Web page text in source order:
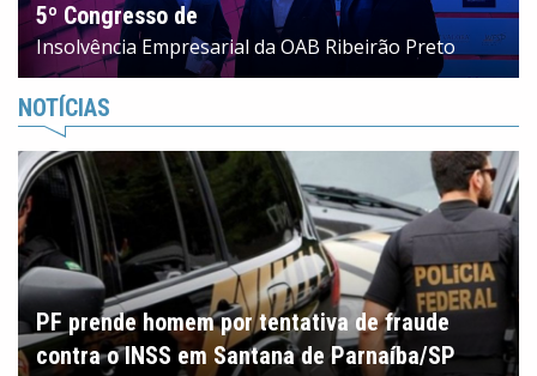
5º Congresso de
Insolvência Empresarial da OAB Ribeirão Preto
NOTÍCIAS
PF prende homem por tentativa de fraude
contra o INSS em Santana de Parnaíba/SP